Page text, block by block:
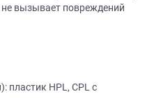
вызывает повреждений
пластик HPL, CPL с